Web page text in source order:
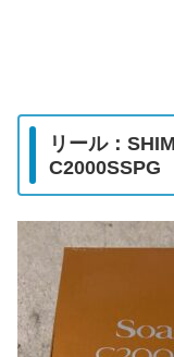
リール：
C2000SSPG